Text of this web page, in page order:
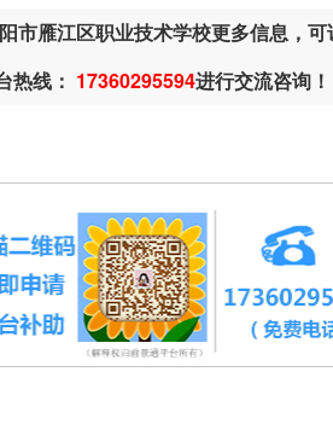
市雁江区职业技术学校更多信息，可
热线： 17360295594进行交流咨询！